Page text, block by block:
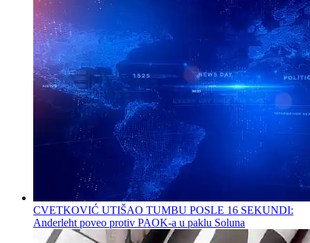
CVETKOVIĆ UTIŠAO TUMBU POSLE 16 SEKUNDI:
Anderleht poveo protiv PAOK-a u paklu Soluna